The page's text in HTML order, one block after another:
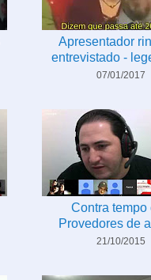
Apresentador
entrevistado -
07/01/2017
Contra tempo
Provedores de
21/10/2015